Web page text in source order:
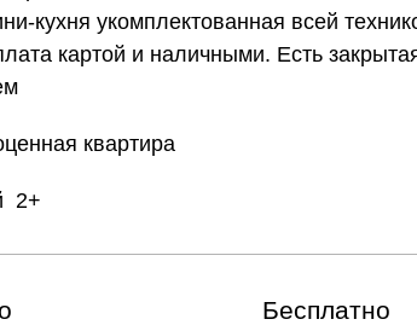
кухня укомплектованная всей
картой и наличными. Есть
квартира
2+
Бесплатно